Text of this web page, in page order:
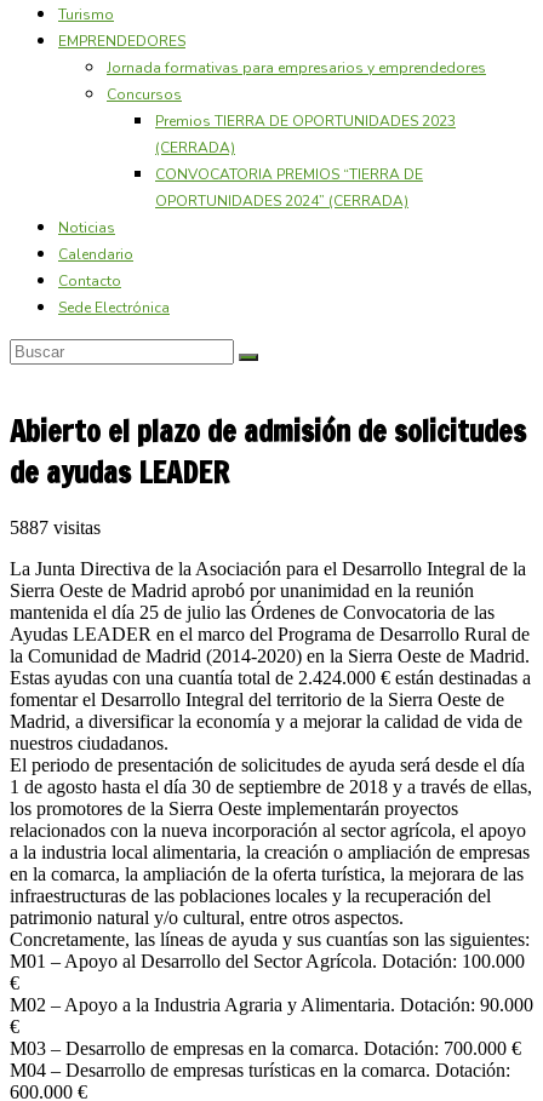
Turismo
EMPRENDEDORES
Jornada formativas para empresarios y emprendedores
Concursos
Premios TIERRA DE OPORTUNIDADES 2023
(CERRADA)
CONVOCATORIA PREMIOS “TIERRA DE
OPORTUNIDADES 2024” (CERRADA)
Noticias
Calendario
Contacto
Sede Electrónica
Abierto el plazo de admisión de solicitudes
de ayudas LEADER
5887 visitas
La Junta Directiva de la Asociación para el Desarrollo Integral de la
Sierra Oeste de Madrid aprobó por unanimidad en la reunión
mantenida el día 25 de julio las Órdenes de Convocatoria de las
Ayudas LEADER en el marco del Programa de Desarrollo Rural de
la Comunidad de Madrid (2014-2020) en la Sierra Oeste de Madrid.
Estas ayudas con una cuantía total de 2.424.000 € están destinadas a
fomentar el Desarrollo Integral del territorio de la Sierra Oeste de
Madrid, a diversificar la economía y a mejorar la calidad de vida de
nuestros ciudadanos.
El periodo de presentación de solicitudes de ayuda será desde el día
1 de agosto hasta el día 30 de septiembre de 2018 y a través de ellas,
los promotores de la Sierra Oeste implementarán proyectos
relacionados con la nueva incorporación al sector agrícola, el apoyo
a la industria local alimentaria, la creación o ampliación de empresas
en la comarca, la ampliación de la oferta turística, la mejorara de las
infraestructuras de las poblaciones locales y la recuperación del
patrimonio natural y/o cultural, entre otros aspectos.
Concretamente, las líneas de ayuda y sus cuantías son las siguientes:
M01 – Apoyo al Desarrollo del Sector Agrícola. Dotación: 100.000
€
M02 – Apoyo a la Industria Agraria y Alimentaria. Dotación: 90.000
€
M03 – Desarrollo de empresas en la comarca. Dotación: 700.000 €
M04 – Desarrollo de empresas turísticas en la comarca. Dotación:
600.000 €